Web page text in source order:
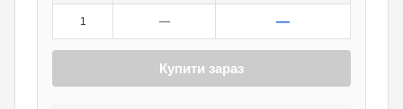
1 — —
Купити зараз